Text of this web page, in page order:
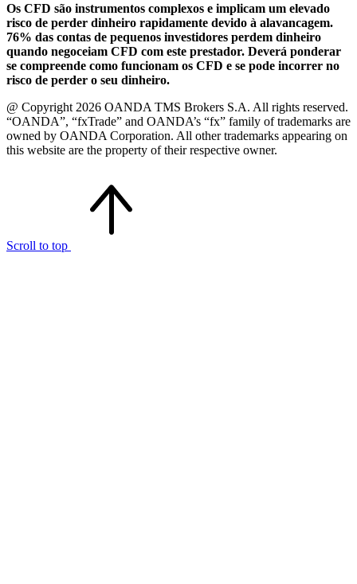
Os CFD são instrumentos complexos e implicam um elevado
risco de perder dinheiro rapidamente devido à alavancagem.
76% das contas de pequenos investidores perdem dinheiro
quando negoceiam CFD com este prestador. Deverá ponderar
se compreende como funcionam os CFD e se pode incorrer no
risco de perder o seu dinheiro.
@ Copyright 2026 OANDA TMS Brokers S.A. All rights reserved.
“OANDA”, “fxTrade” and OANDA’s “fx” family of trademarks are
owned by OANDA Corporation. All other trademarks appearing on
this website are the property of their respective owner.
Scroll to top